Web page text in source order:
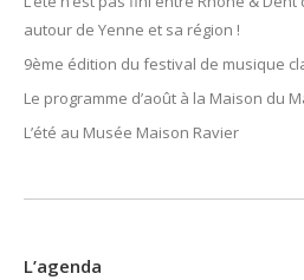
autour de Yenne et sa région !
9ème édition du festival de musique
Le programme d’août à la Maison du
L’été au Musée Maison Ravier
L’agenda